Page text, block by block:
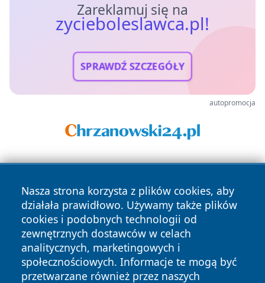
Zareklamuj się na
zycieboleslawca.pl!
SPRAWDŹ SZCZEGÓŁY
autopromocja
Nasza strona korzysta z plików cookies, aby
działała prawidłowo. Używamy także plików
cookies i podobnych technologii od
zewnętrznych dostawców w celach
analitycznych, marketingowych i
społecznościowych. Informacje te mogą być
przetwarzane również przez naszych
Copyright © 2026 zycieboleslawca.pl Wszystkie prawa
zastrzeżone.